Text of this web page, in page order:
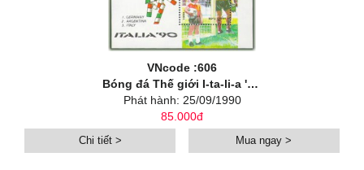
VNcode :606
Bóng đá Thế giới I-ta-li-a '90 (bộ 4) (in đè)
Phát hành: 25/09/1990
85.000đ
Chi tiết > Mua ngay >